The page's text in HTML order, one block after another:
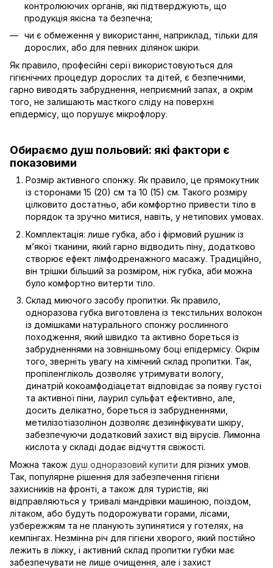
контролюючих органів, які підтверджують, що
продукція якісна та безпечна;
чи є обмеження у використанні, наприклад, тільки для
дорослих, або для певних ділянок шкіри.
Як правило, професійні серії використовуються для
гігієнічних процедур дорослих та дітей, є безпечними,
гарно виводять забруднення, неприємний запах, а окрім
того, не залишають масткого сліду на поверхні
епідермісу, що порушує мікрофлору.
Обираємо душ польовий: які фактори є
показовими
Розмір активного спонжу. Як правило, це прямокутник
із сторонами 15 (20) см та 10 (15) см. Такого розміру
цілковито достатньо, аби комфортно привести тіло в
порядок та зручно митися, навіть, у нетипових умовах.
Комплектація: лише губка, або і фірмовий рушник із
м’якої тканини, який гарно відводить піну, додатково
створює ефект лімфодренажного масажу. Традиційно,
він трішки більший за розміром, ніж губка, аби можна
було комфортно витерти тіло.
Склад миючого засобу пропитки. Як правило,
одноразова губка виготовлена із текстильних волокон
із домішками натурального спонжу рослинного
походження, який швидко та активно бореться із
забрудненнями на зовнішньому боці епідермісу. Окрім
того, зверніть увагу на хімічний склад пропитки. Так,
пропіленгліколь дозволяє утримувати вологу,
динатрій кокоамфодіацетат відповідає за появу густої
та активної піни, лаурил сульфат ефективно, але,
досить делікатно, бореться із забрудненнями,
метилізотіазолінон дозволяє дезиінфікувати шкіру,
забезпечуючи додатковий захист від вірусів. Лимонна
кислота у складі додає відчуття свіжості.
Можна також душ одноразовий купити для різних умов.
Так, популярне рішення для забезпечення гігієни
захисників на фронті, а також для туристів, які
відправляються у тривалі мандрівки машиною, поїздом,
літаком, або будуть подорожувати горами, лісами,
узбережжям та не планують зупинятися у готелях, на
кемпінгах. Незмінна річ для гігієни хворого, який постійно
лежить в ліжку, і активний склад пропитки губки має
забезпечувати не лише очищення, але і захист